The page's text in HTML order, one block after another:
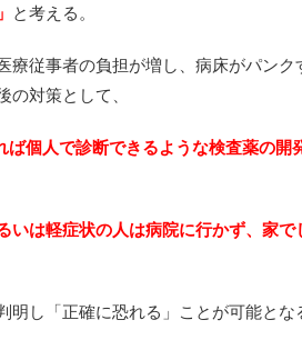
と考える。
療従事者の負担が増し、病床がパンク
対策として、
ば個人で診断できるような検査薬の開
いは軽症状の人は病院に行かず、家で
し「正確に恐れる」ことが可能とな